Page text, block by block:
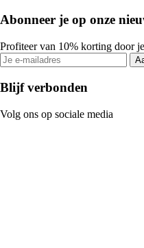
Abonneer je op onze
Profiteer van 10% korting door
Blijf verbonden
Volg ons op sociale media